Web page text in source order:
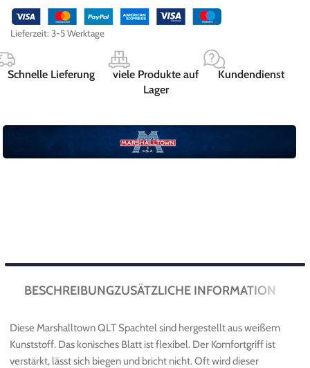
Lieferzeit: 3-5 Werktage
Schnelle Lieferung
viele Produkte auf
Lager
Kundendienst
BESCHREIBUNGZUSÄTZLICHE INFORMATION
Diese Marshalltown QLT Spachtel sind hergestellt aus weißem
Kunststoff. Das konisches Blatt ist flexibel. Der Komfortgriff ist
verstärkt, lässt sich biegen und bricht nicht. Oft wird dieser